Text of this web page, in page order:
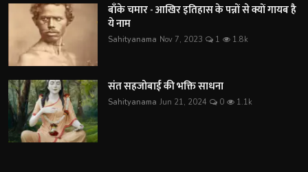
बाँके चमार - आखिर इतिहास के पन्नों से क्यों गायब है
ये नाम
Sahityanama Nov 7, 2023 1 1.8k
संत सहजोबाई की भक्ति साधना
Sahityanama Jun 21, 2024 0 1.1k